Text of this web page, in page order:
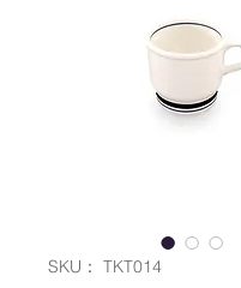
SKU： TKT014